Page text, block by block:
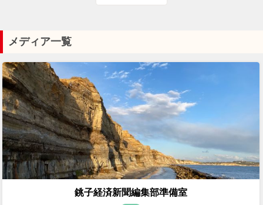
メディア一覧
銚子経済新聞編集部準備室